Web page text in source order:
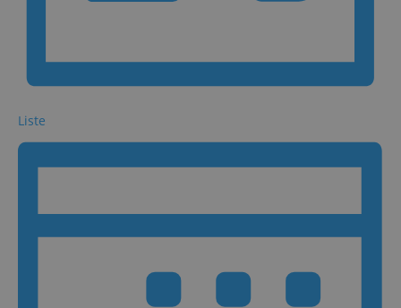
Liste